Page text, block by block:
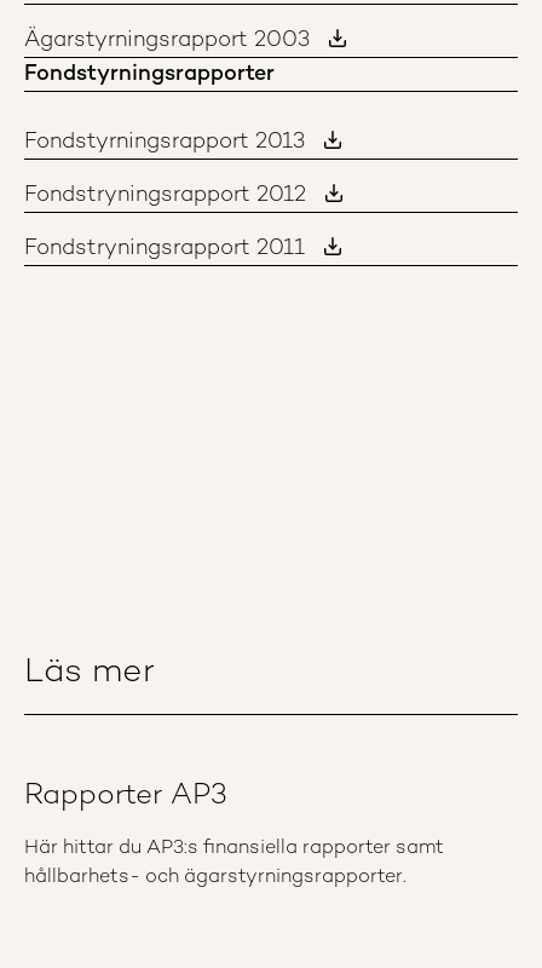
Ägarstyrningsrapport 2003
Fondstyrningsrapporter
Fondstyrningsrapport 2013
Fondstryningsrapport 2012
Fondstryningsrapport 2011
Läs mer
Rapporter AP3
Här hittar du AP3:s finansiella rapporter samt
hållbarhets- och ägarstyrningsrapporter.